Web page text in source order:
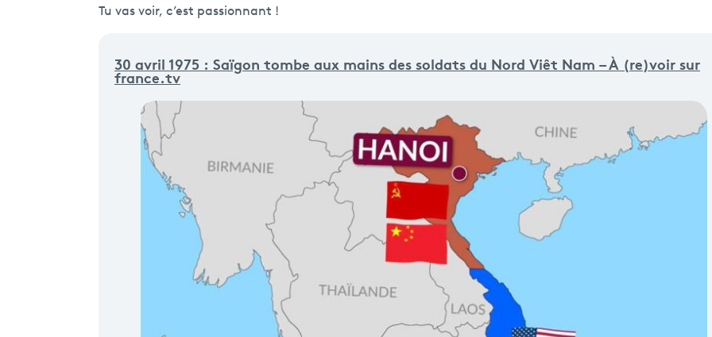
Tu vas voir, c’est passionnant !
30 avril 1975 : Saïgon tombe aux mains des soldats du Nord Viêt Nam – À (re)voir sur
france.tv